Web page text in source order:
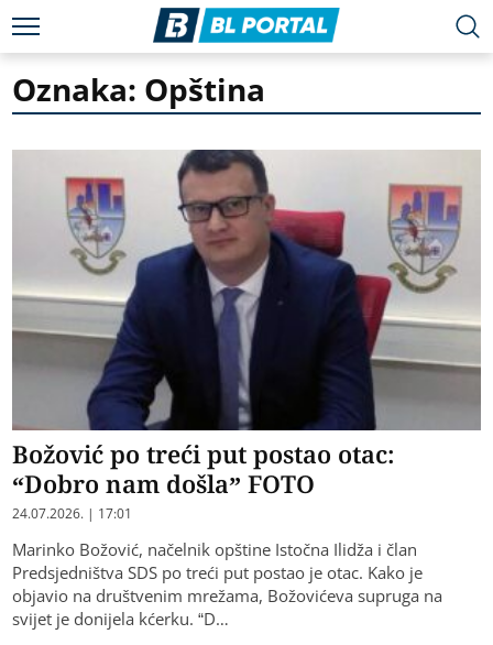
Oznaka: Opština
Božović po treći put postao otac:
“Dobro nam došla” FOTO
24.07.2026. | 17:01
Marinko Božović, načelnik opštine Istočna Ilidža i član
Predsjedništva SDS po treći put postao je otac. Kako je
objavio na društvenim mrežama, Božovićeva supruga na
svijet je donijela kćerku. “D…